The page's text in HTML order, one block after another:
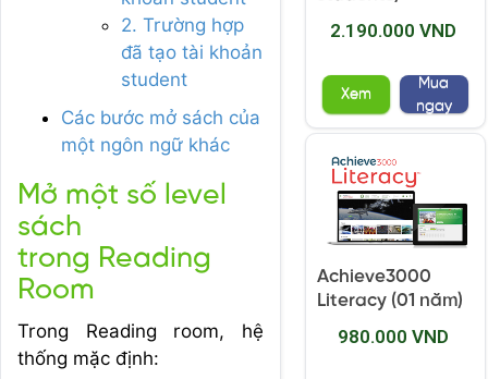
2. Trường hợp
đã tạo tài khoản
student
Các bước mở sách của
một ngôn ngữ khác
Mở một số level
sách
trong Reading
Room
Trong Reading room, hệ
thống mặc định:
2.190.000 VND
Xem
Mua
ngay
Achieve3000
Literacy (01 năm)
980.000 VND